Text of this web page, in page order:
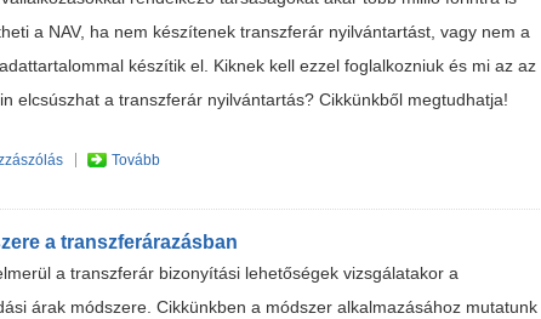
a NAV, ha nem készítenek transzferár nyilvántartást, vagy nem a
készítik el. Kiknek kell ezzel foglalkozniuk és mi az az
elcsúszhat a transzferár nyilvántartás? Cikkünkből megtudhatja!
Tovább
a transzferárazásban
a transzferár bizonyítási lehetőségek vizsgálatakor a
árak módszere. Cikkünkben a módszer alkalmazásához mutatunk